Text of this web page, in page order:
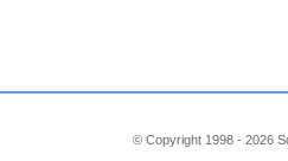
© Copyright 1998 - 2026